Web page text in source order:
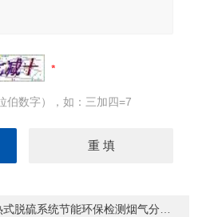
伯数字），如：三加四=7
脱硫系统节能环保检测烟气分析仪